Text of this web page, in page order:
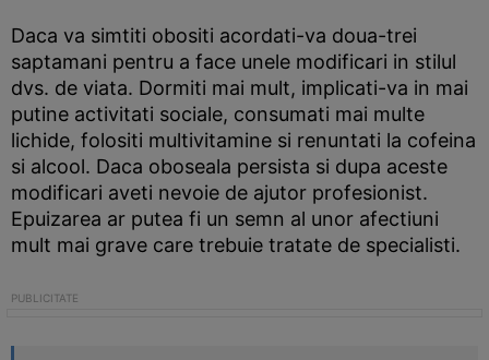
Daca va simtiti obositi acordati-va doua-trei
saptamani pentru a face unele modificari in stilul
dvs. de viata. Dormiti mai mult, implicati-va in mai
putine activitati sociale, consumati mai multe
lichide, folositi multivitamine si renuntati la cofeina
si alcool. Daca oboseala persista si dupa aceste
modificari aveti nevoie de ajutor profesionist.
Epuizarea ar putea fi un semn al unor afectiuni
mult mai grave care trebuie tratate de specialisti.